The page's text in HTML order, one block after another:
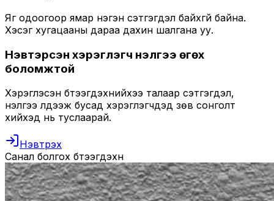
Яг одоогоор ямар нэгэн сэтгэгдэл байхгүй байна.
Хэсэг хугацааны дараа дахин шалгана уу.
Нэвтэрсэн хэрэглэгч үнэлгээ өгөх
боломжтой
Хэрэглэсэн бүтээгдэхүүнийхээ талаар сэтгэгдэл,
үнэлгээ үлдээж бусад хэрэглэгчдэд зөв сонголт
хийхэд нь туслаарай.
Нэвтрэх
Санал болгох бүтээгдэхүүн